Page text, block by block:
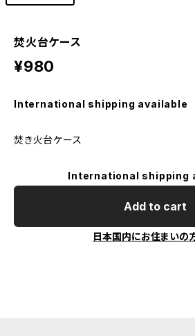
焚火台ケース
¥980
International shipping available
焚き火台ケース
International shipping
Add to cart
日本国内にお住まいの